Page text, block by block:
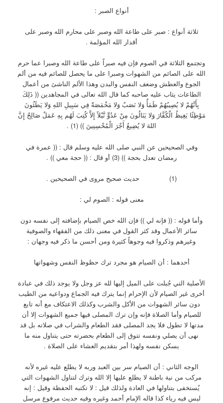
أنواع الصبر :
ثلاثة أنواع : صبر على طاعة الله وصبر على محارم الله وصبر على
أقدار الله المؤلمة .
وتجتمع الثلاثة في الصوم فإن فيه صبراً على طاعة الله وصبرا عما حرم
الله على الصائم من الشهوات وصبرا على ما يحصل للصائم فيه من ألم
الجوع والعطش وضعف النفس والبدن وهذا الألم الناشئ من أعمال
الطاعات يثاب عليه صاحبه كما قال الله تعالى في المجاهدين (( ذَلِكَ
بِأَنَّهُمْ لا يُصِيبُهُمْ ظَمَأٌ وَلا نَصَبٌ وَلا مَخْمَصَةٌ فِي سَبِيلِ اللهِ وَلا يَطَئُونَ
مَوْطِئًا يَغِيظُ الْكُفَّارَ وَلا يَنَالُونَ مِنْ عَدُوٍّ نَّيْلاً إِلاَّ كُتِبَ لَهُم بِهِ عَمَلٌ صَالِحٌ إِنَّ
اللهَ لا يُضِيعُ أَجْرَ الْمُحْسِنِينَ )) (1) .
وفي الصحيحين عن النبي صلى الله عليه وسلم قال : (( عمرة في
رمضان تعدل بحجة )) (3) أو قال : (( حجة معي )) .
(1) حديث صحيح مروى في الصحيحين .
معنى قوله : الصوم لي :
وأما قوله : (( فإنه لي )) فإن الله خص الصيام بإضافته إلى نفسه دون
سائر الأعمال وقد كثر القول في معنى ذلك من الفقهاء والصوفية
وغيرهم وذكروا فيه وجوهاً كثيرة ومن أحسن ما ذكر فيه وجهان :
أحدهما : أن الصيام هو مجرد ترك حظوظ النفس وشهواتها
الأصلية التي جُبلت على الميل إليها لله عز وجل ولا يوجد ذلك في عبادة
أخرى غير الصيام لأن الإحرام إنما يترك فيه الجماع ودواعيه من الطيب
دون سائر الشهوات من الأكل والشرب وكذلك الاعتكاف مع أنه تابع
للصيام وأما الصلاة فإنه وإن ترك المصلى فيها جميع الشهوات إلا أن
مدتها لا تطول فلا يجد المصلى فقد الطعام والشراب في صلاته بل قد
نهى أن يصلي ونفسه تتوق إلى الطعام بحضرته حتى يتناول منه ما
يسكن نفسه ولهذا أمر بتقديم العشاء على الصلاة .
الوجه الثاني : أن الصيام سر بين العبد وربه لا يطلع عليه غيره لأنه
مركب من نية باطنة لا يطلع عليها إلا الله وترك لتناول الشهوات التي
يُستخفى بتناولها في العادة ولذلك قيل : لا تكتبه الحفظة وقيل : إنه
ليس فيه رياء كذا قاله الإمام أحمد وغيره وفيه حديث مرفوع مرسل